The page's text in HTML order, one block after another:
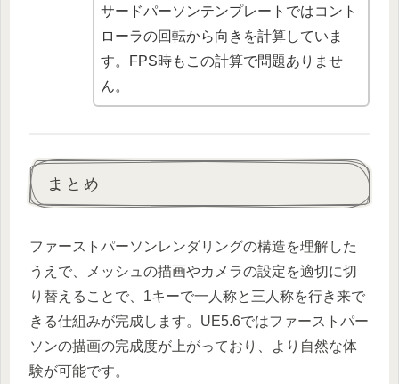
サードパーソンテンプレートではコント
ローラの回転から向きを計算していま
す。FPS時もこの計算で問題ありませ
ん。
まとめ
ファーストパーソンレンダリングの構造を理解した
うえで、メッシュの描画やカメラの設定を適切に切
り替えることで、1キーで一人称と三人称を行き来で
きる仕組みが完成します。UE5.6ではファーストパー
ソンの描画の完成度が上がっており、より自然な体
験が可能です。